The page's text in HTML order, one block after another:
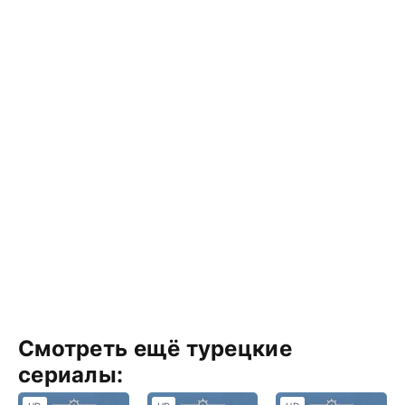
Смотреть ещё турецкие
сериалы: